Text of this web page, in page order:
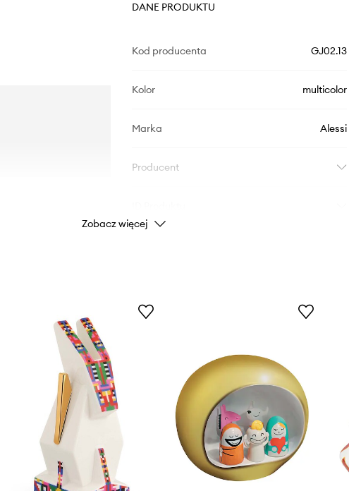
DANE PRODUKTU
Kod producenta GJ02.13
Kolor multicolor
Marka Alessi
Producent
Zobacz więcej